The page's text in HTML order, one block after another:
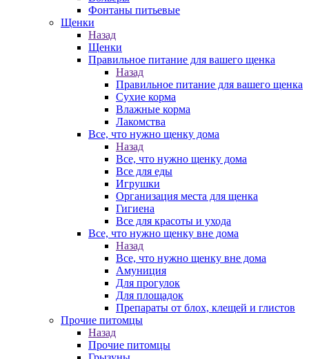
Фонтаны питьевые
Щенки
Назад
Щенки
Правильное питание для вашего щенка
Назад
Правильное питание для вашего щенка
Сухие корма
Влажные корма
Лакомства
Все, что нужно щенку дома
Назад
Все, что нужно щенку дома
Все для еды
Игрушки
Организация места для щенка
Гигиена
Все для красоты и ухода
Все, что нужно щенку вне дома
Назад
Все, что нужно щенку вне дома
Амуниция
Для прогулок
Для площадок
Препараты от блох, клещей и глистов
Прочие питомцы
Назад
Прочие питомцы